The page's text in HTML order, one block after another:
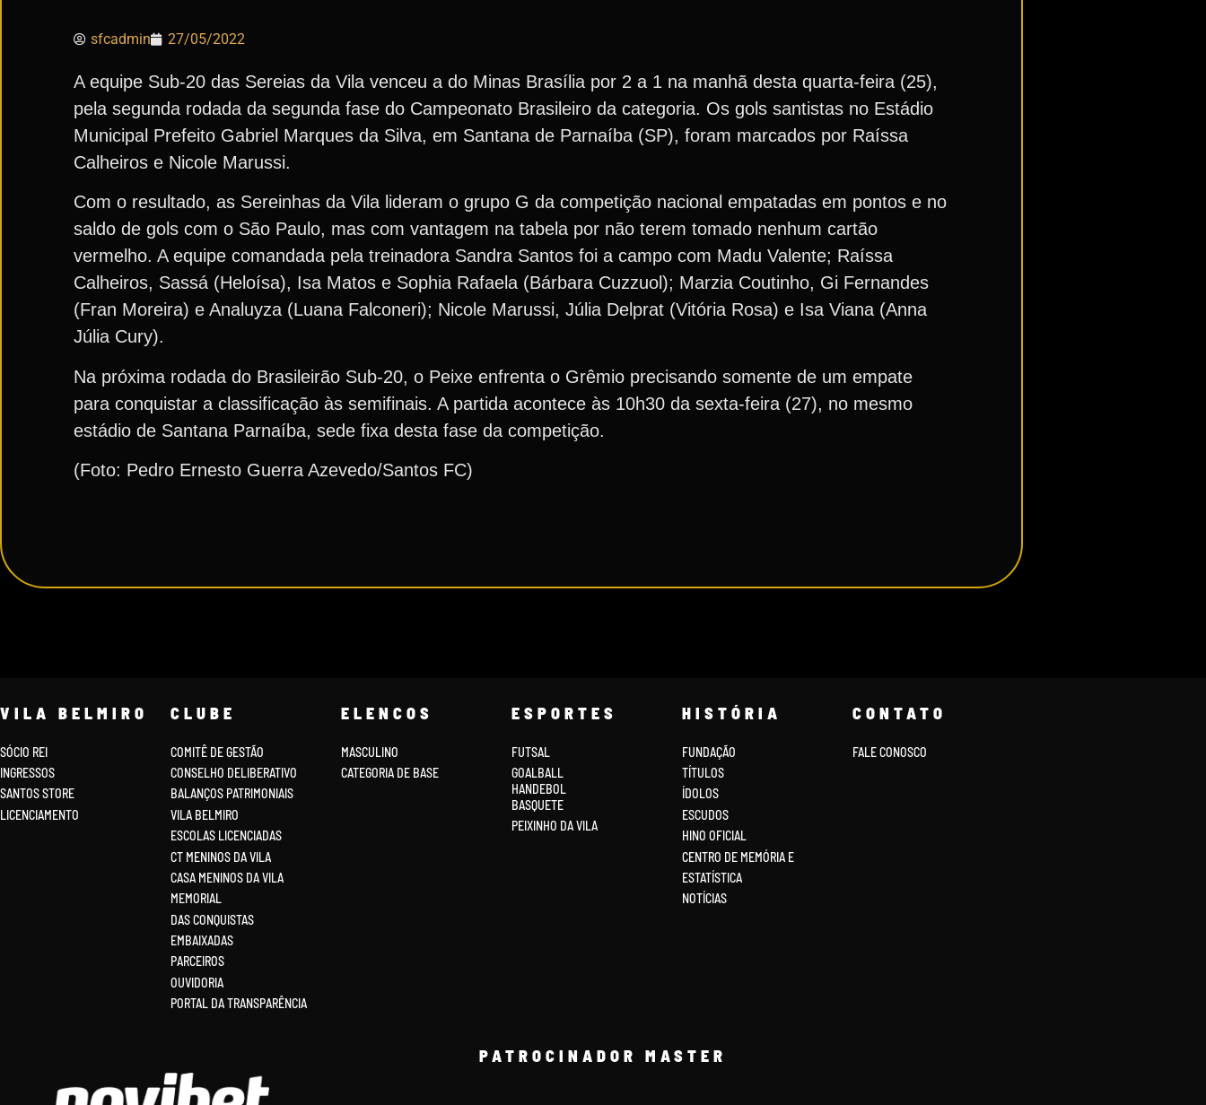
sfcadmin 27/05/2022
A equipe Sub-20 das Sereias da Vila venceu a do Minas Brasília por 2 a 1 na manhã desta quarta-feira (25),
pela segunda rodada da segunda fase do Campeonato Brasileiro da categoria. Os gols santistas no Estádio
Municipal Prefeito Gabriel Marques da Silva, em Santana de Parnaíba (SP), foram marcados por Raíssa
Calheiros e Nicole Marussi.
Com o resultado, as Sereinhas da Vila lideram o grupo G da competição nacional empatadas em pontos e no
saldo de gols com o São Paulo, mas com vantagem na tabela por não terem tomado nenhum cartão
vermelho. A equipe comandada pela treinadora Sandra Santos foi a campo com Madu Valente; Raíssa
Calheiros, Sassá (Heloísa), Isa Matos e Sophia Rafaela (Bárbara Cuzzuol); Marzia Coutinho, Gi Fernandes
(Fran Moreira) e Analuyza (Luana Falconeri); Nicole Marussi, Júlia Delprat (Vitória Rosa) e Isa Viana (Anna
Júlia Cury).
Na próxima rodada do Brasileirão Sub-20, o Peixe enfrenta o Grêmio precisando somente de um empate
para conquistar a classificação às semifinais. A partida acontece às 10h30 da sexta-feira (27), no mesmo
estádio de Santana Parnaíba, sede fixa desta fase da competição.
(Foto: Pedro Ernesto Guerra Azevedo/Santos FC)
VILA BELMIRO
SÓCIO REI
INGRESSOS
SANTOS STORE
LICENCIAMENTO
CLUBE
COMITÊ DE GESTÃO
CONSELHO DELIBERATIVO
BALANÇOS PATRIMONIAIS
VILA BELMIRO
ESCOLAS LICENCIADAS
CT MENINOS DA VILA
CASA MENINOS DA VILA
MEMORIAL
DAS CONQUISTAS
EMBAIXADAS
PARCEIROS
OUVIDORIA
PORTAL DA TRANSPARÊNCIA
ELENCOS
MASCULINO
CATEGORIA DE BASE
ESPORTES
FUTSAL
GOALBALL
HANDEBOL
BASQUETE
PEIXINHO DA VILA
HISTÓRIA
FUNDAÇÃO
TÍTULOS
ÍDOLOS
ESCUDOS
HINO OFICIAL
CENTRO DE MEMÓRIA E
ESTATÍSTICA
NOTÍCIAS
CONTATO
FALE CONOSCO
PATROCINADOR MASTER